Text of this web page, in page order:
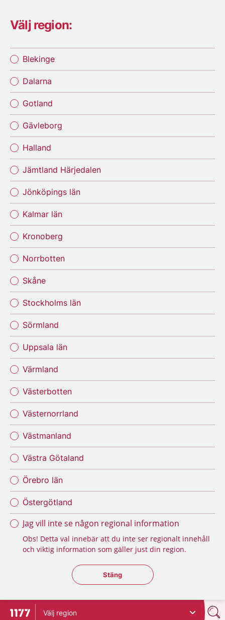
Välj region:
Blekinge
Dalarna
Gotland
Gävleborg
Halland
Jämtland Härjedalen
Jönköpings län
Kalmar län
Kronoberg
Norrbotten
Skåne
Stockholms län
Sörmland
Uppsala län
Värmland
Västerbotten
Västernorrland
Västmanland
Västra Götaland
Örebro län
Östergötland
Jag vill inte se någon regional information
Obs! Detta val innebär att du inte ser regionalt innehåll
och viktig information som gäller just din region.
Stäng regionsväljaren
Stäng
Till startsidan för 1177
Välj region